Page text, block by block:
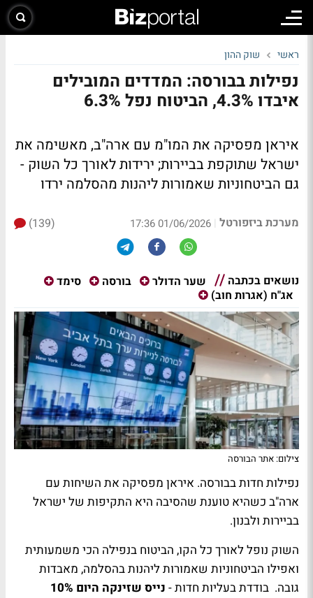
ראשי שוק ההון
נפילות בבורסה: המדדים המובילים
איבדו 4.3%, הביטוח נפל 6.3%
איראן מפסיקה את המו"מ עם ארה"ב, מאשימה את
ישראל שתוקפת בביירות; ירידות לאורך כל השוק -
גם הביטחוניות שאמורות ליהנות מהסלמה ירדו
מערכת ביזפורטל |
01/06/2026 17:36
(139)
נושאים בכתבה שער הדולר בורסה
סימד
אג"ח (אגרות חוב)
צילום: אתר הבורסה
נפילות חדות בבורסה. איראן מפסיקה את השיחות עם
ארה"ב כשהיא טוענת שהסיבה היא התקיפות של ישראל
בביירות ולבנון.
השוק נופל לאורך כל הקו, הביטוח בנפילה הכי משמעותית
ואפילו הביטחוניות שאמורות ליהנות בהסלמה, מאבדות
גובה. בודדת בעליות חדות - נייס שזינקה היום 10%